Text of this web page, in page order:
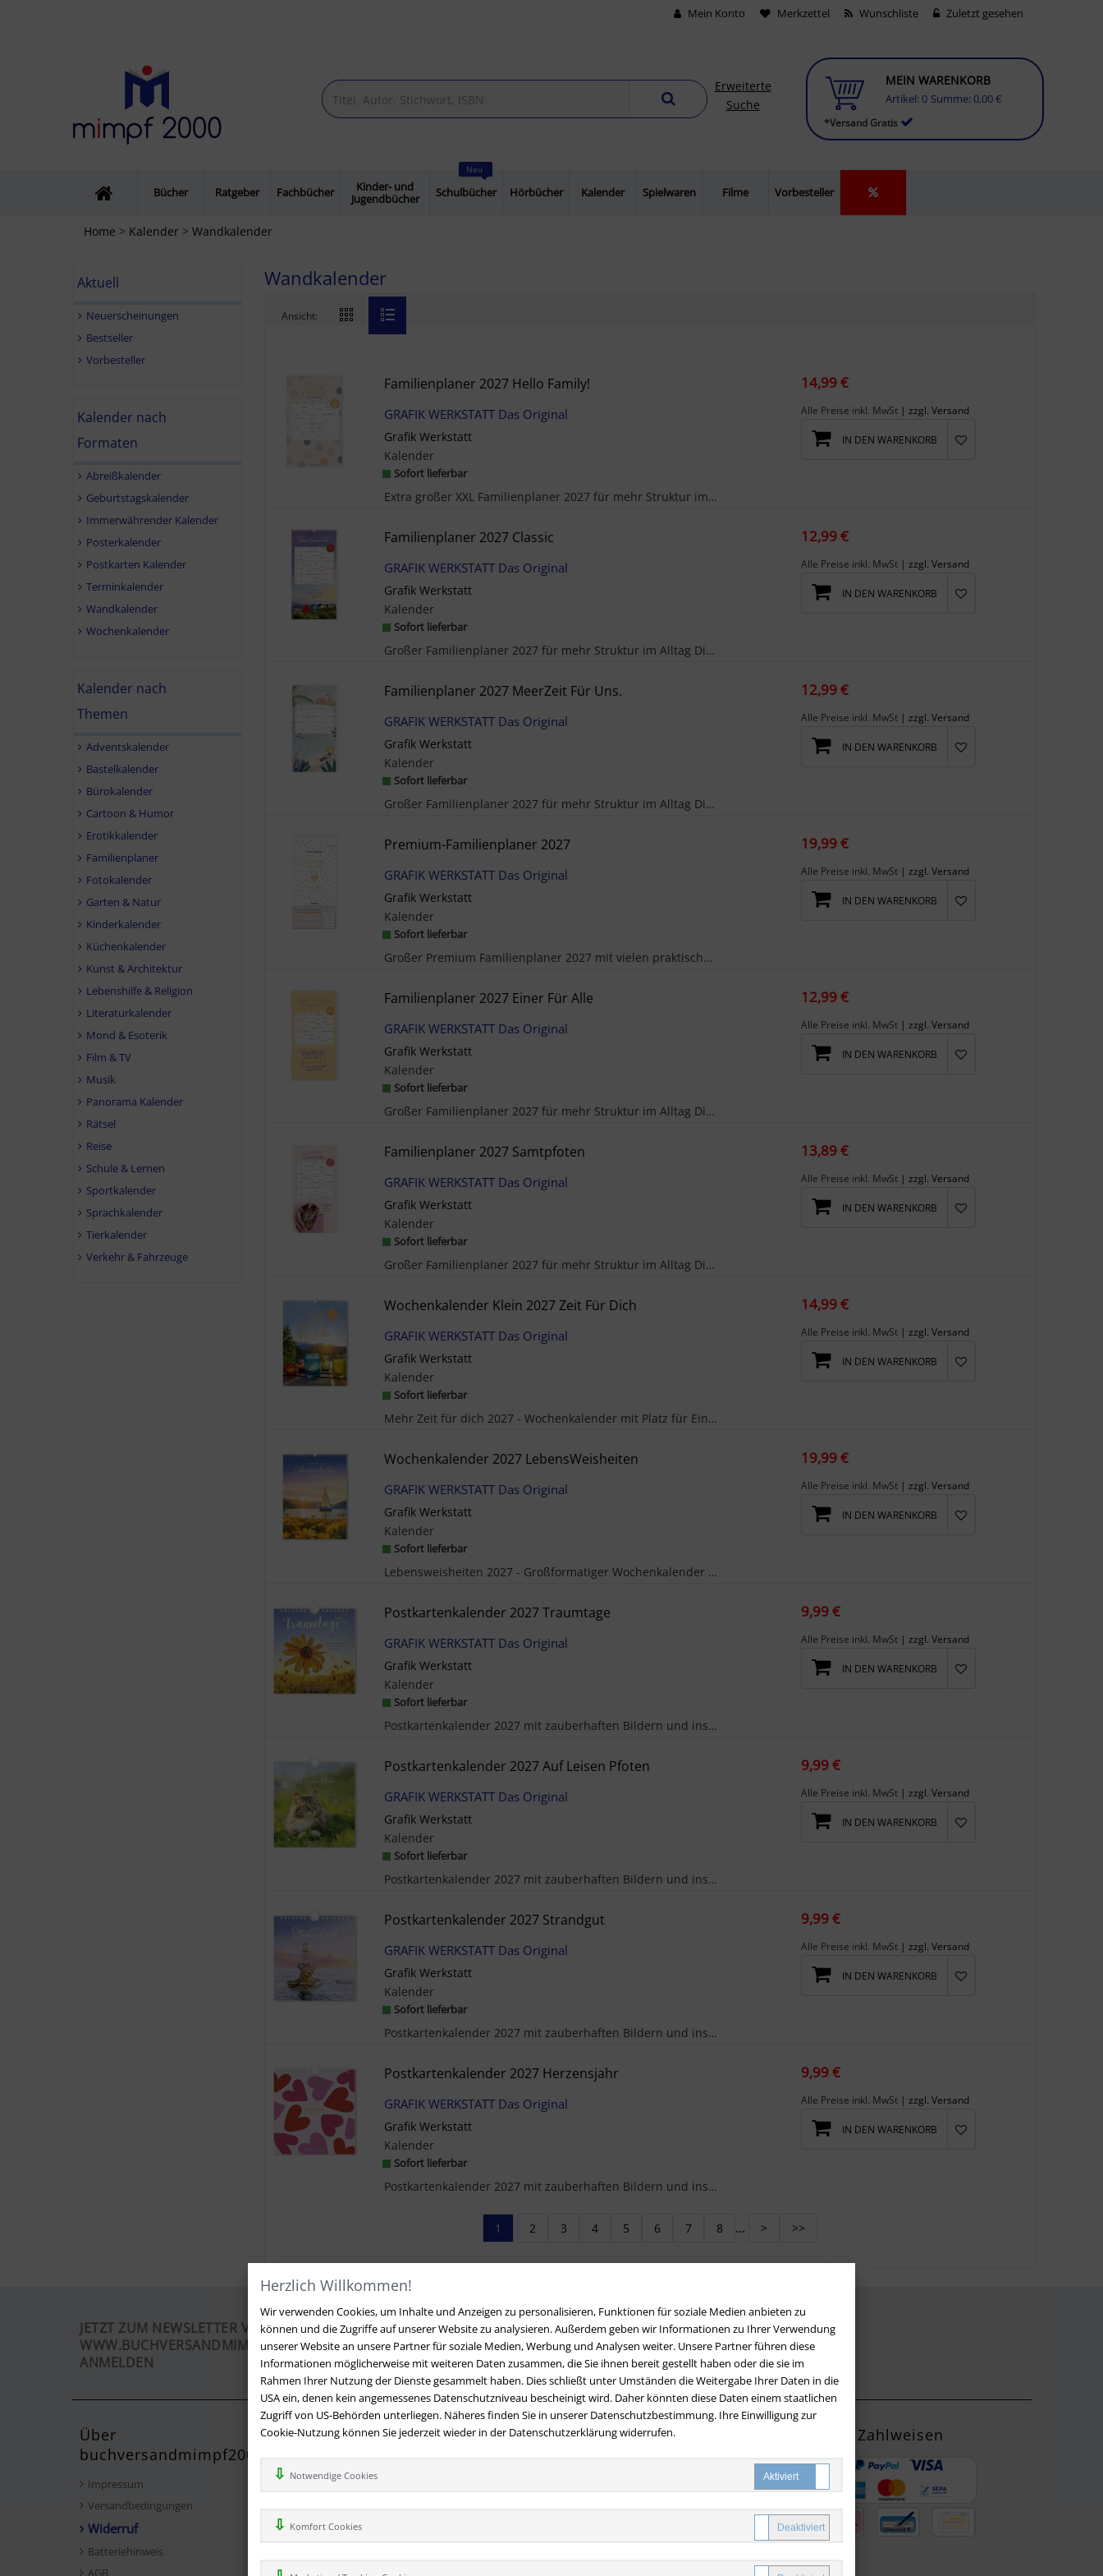
Herzlich Willkommen!
Wir verwenden Cookies, um Inhalte und Anzeigen zu personalisieren, Funktionen für soziale Medien anbieten zu
können und die Zugriffe auf unserer Website zu analysieren. Außerdem geben wir Informationen zu Ihrer Verwendung
unserer Website an unsere Partner für soziale Medien, Werbung und Analysen weiter. Unsere Partner führen diese
Informationen möglicherweise mit weiteren Daten zusammen, die Sie ihnen bereit gestellt haben oder die sie im
Rahmen Ihrer Nutzung der Dienste gesammelt haben. Dies schließt unter Umständen die Weitergabe Ihrer Daten in die
USA ein, denen kein angemessenes Datenschutzniveau bescheinigt wird. Daher könnten diese Daten einem staatlichen
Zugriff von US-Behörden unterliegen. Näheres finden Sie in unserer Datenschutzbestimmung. Ihre Einwilligung zur
Cookie-Nutzung können Sie jederzeit wieder in der Datenschutzerklärung widerrufen.
Notwendige Cookies
Komfort Cookies
Mein Konto Merkzettel Wunschliste Zuletzt gesehen
Erweiterte
Suche
*Versand Gratis
MEIN WARENKORB
Artikel: 0 Summe: 0,00 €
Bücher Ratgeber Fachbücher
Kinder- und
Jugendbücher
Neu
Schulbücher Hörbücher Kalender Spielwaren Filme Vorbesteller
Home > Kalender > Wandkalender
Aktuell
Neuerscheinungen
Bestseller
Vorbesteller
Kalender nach
Formaten
Abreißkalender
Geburtstagskalender
Immerwährender Kalender
Posterkalender
Postkarten Kalender
Terminkalender
Wandkalender
Wochenkalender
Kalender nach
Themen
Adventskalender
Bastelkalender
Bürokalender
Cartoon & Humor
Erotikkalender
Familienplaner
Fotokalender
Garten & Natur
Kinderkalender
Küchenkalender
Kunst & Architektur
Lebenshilfe & Religion
Literaturkalender
Mond & Esoterik
Film & TV
Musik
Panorama Kalender
Rätsel
Reise
Schule & Lernen
Sportkalender
Sprachkalender
Tierkalender
Verkehr & Fahrzeuge
Wandkalender
Ansicht:
Familienplaner 2027 Hello Family!
GRAFIK WERKSTATT Das Original
Grafik Werkstatt
Kalender
Sofort lieferbar
Extra großer XXL Familienplaner 2027 für mehr Struktur im Alltag Hello Family! Dieser XXL Familie...
14,99 €
Alle Preise inkl. MwSt | zzgl. Versand
IN DEN WARENKORB
Familienplaner 2027 Classic
GRAFIK WERKSTATT Das Original
Grafik Werkstatt
Kalender
Sofort lieferbar
Großer Familienplaner 2027 für mehr Struktur im Alltag Dieser Familienplaner ist der perfekte Jah...
12,99 €
Alle Preise inkl. MwSt | zzgl. Versand
IN DEN WARENKORB
Familienplaner 2027 MeerZeit Für Uns.
GRAFIK WERKSTATT Das Original
Grafik Werkstatt
Kalender
Sofort lieferbar
Großer Familienplaner 2027 für mehr Struktur im Alltag Dieser Familienplaner ist der perfekte Jah...
12,99 €
Alle Preise inkl. MwSt | zzgl. Versand
IN DEN WARENKORB
Premium-Familienplaner 2027
GRAFIK WERKSTATT Das Original
Grafik Werkstatt
Kalender
Sofort lieferbar
Großer Premium Familienplaner 2027 mit vielen praktischen Extras Dieser Premium Familienplaner is...
19,99 €
Alle Preise inkl. MwSt | zzgl. Versand
IN DEN WARENKORB
Familienplaner 2027 Einer Für Alle
GRAFIK WERKSTATT Das Original
Grafik Werkstatt
Kalender
Sofort lieferbar
Großer Familienplaner 2027 für mehr Struktur im Alltag Dieser Familienplaner ist der perfekte Jah...
12,99 €
Alle Preise inkl. MwSt | zzgl. Versand
IN DEN WARENKORB
Familienplaner 2027 Samtpfoten
GRAFIK WERKSTATT Das Original
Grafik Werkstatt
Kalender
Sofort lieferbar
Großer Familienplaner 2027 für mehr Struktur im Alltag Dieser Familienplaner ist der perfekte Jah...
13,89 €
Alle Preise inkl. MwSt | zzgl. Versand
IN DEN WARENKORB
Wochenkalender Klein 2027 Zeit Für Dich
GRAFIK WERKSTATT Das Original
Grafik Werkstatt
Kalender
Sofort lieferbar
Mehr Zeit für dich 2027 - Wochenkalender mit Platz für Eintragungen Ein Jahr voller Glück, Gelass...
14,99 €
Alle Preise inkl. MwSt | zzgl. Versand
IN DEN WARENKORB
Wochenkalender 2027 LebensWeisheiten
GRAFIK WERKSTATT Das Original
Grafik Werkstatt
Kalender
Sofort lieferbar
Lebensweisheiten 2027 - Großformatiger Wochenkalender mit 52 Best-of-Motiven Ein Jahr voller Glüc...
19,99 €
Alle Preise inkl. MwSt | zzgl. Versand
IN DEN WARENKORB
Postkartenkalender 2027 Traumtage
GRAFIK WERKSTATT Das Original
Grafik Werkstatt
Kalender
Sofort lieferbar
Postkartenkalender 2027 mit zauberhaften Bildern und inspirierenden Sprüchen Jeden Tag ein Lächel...
9,99 €
Alle Preise inkl. MwSt | zzgl. Versand
IN DEN WARENKORB
Postkartenkalender 2027 Auf Leisen Pfoten
GRAFIK WERKSTATT Das Original
Grafik Werkstatt
Kalender
Sofort lieferbar
Postkartenkalender 2027 mit zauberhaften Bildern und inspirierenden Sprüchen Jeden Tag ein Lächel...
9,99 €
Alle Preise inkl. MwSt | zzgl. Versand
IN DEN WARENKORB
Postkartenkalender 2027 Strandgut
GRAFIK WERKSTATT Das Original
Grafik Werkstatt
Kalender
Sofort lieferbar
Postkartenkalender 2027 mit zauberhaften Bildern und inspirierenden Sprüchen Jeden Tag ein Lächel...
9,99 €
Alle Preise inkl. MwSt | zzgl. Versand
IN DEN WARENKORB
Postkartenkalender 2027 Herzensjahr
GRAFIK WERKSTATT Das Original
Grafik Werkstatt
Kalender
Sofort lieferbar
Postkartenkalender 2027 mit zauberhaften Bildern und inspirierenden Sprüchen Jeden Tag ein Lächel...
9,99 €
Alle Preise inkl. MwSt | zzgl. Versand
IN DEN WARENKORB
1 2 3 4 5 6 7 8 ... > >>
JETZT ZUM NEWSLETTER VON
WWW.BUCHVERSANDMIMPF2000.DE
ANMELDEN
LOS
Über
buchversandmimpf2000.de
Impressum
Versandbedingungen
Widerruf
Batteriehinweis
AGB
Kontakt
auf häufig gestellte Fragen.
Telefon: +49 (0)9209 20 23 188
Ihre Vorteile bei uns
Viele Zahlungsmethoden wie PayPal oder
Zahlweisen